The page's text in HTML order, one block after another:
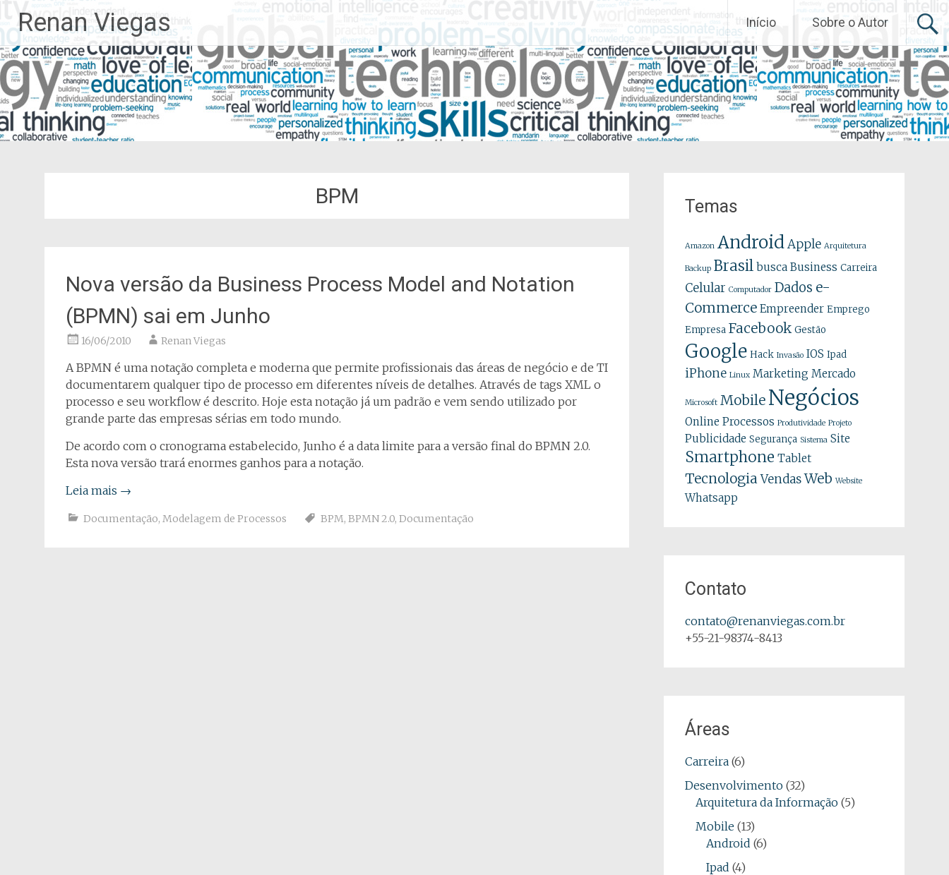
para
o
conteúdo
Renan Viegas Início Sobre o Autor
BPM
Nova versão da Business Process Model and Notation
(BPMN) sai em Junho
16/06/2010 Renan Viegas
A BPMN é uma notação completa e moderna que permite profissionais das áreas de negócio e de TI
documentarem qualquer tipo de processo em diferentes níveis de detalhes. Através de tags XML o
processo e seu workflow é descrito. Hoje esta notação já um padrão e vem sendo utilizado por
grande parte das empresas sérias em todo mundo.
De acordo com o cronograma estabelecido, Junho é a data limite para a versão final do BPMN 2.0.
Esta nova versão trará enormes ganhos para a notação.
Leia mais →
Documentação, Modelagem de Processos BPM, BPMN 2.0, Documentação
Temas
Amazon AndroidApple Arquitetura
Backup Brasil busca Business Carreira
Celular Computador Dados e-
Commerce Empreender Emprego
Empresa Facebook Gestão
Google Hack Invasão IOS Ipad
iPhone Linux Marketing Mercado
Microsoft Mobile Negócios
Online Processos Produtividade Projeto
Publicidade Segurança Sistema Site
Smartphone Tablet
TecnologiaVendasWeb Website
Whatsapp
Contato
contato@renanviegas.com.br
+55-21-98374-8413
Áreas
Carreira(6)
Desenvolvimento(32)
Arquitetura da Informação(5)
Mobile (13)
Android (6)
Ipad (4)